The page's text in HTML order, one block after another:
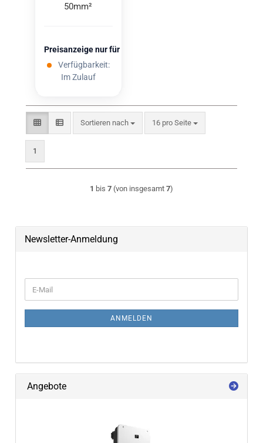
50mm²
Preisanzeige nur für freigeschaltete Kunden
Verfügbarkeit:
Im Zulauf
Sortieren nach 16 pro Seite
1
1 bis 7 (von insgesamt 7)
Newsletter-Anmeldung
ANMELDEN
Angebote